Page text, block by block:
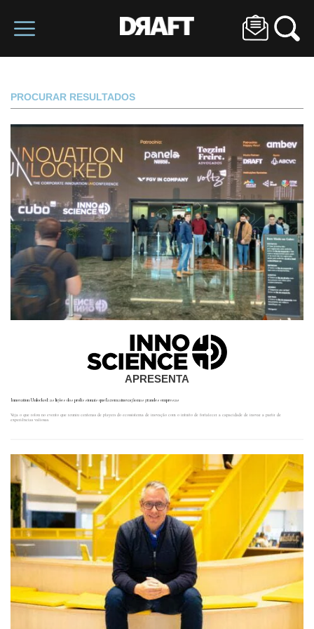
PROCURAR RESULTADOS
APRESENTA
Innovation Unlocked: as lições dos profissionais que fazem a inovação nas grandes empresas
Veja o que rolou no evento que reuniu centenas de players do ecossistema de inovação com o intuito de fortalecer a capacidade de inovar a partir de
experiências valiosas.